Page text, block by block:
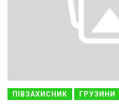
ПІВЗАХИСНИК ГРУЗИНИ